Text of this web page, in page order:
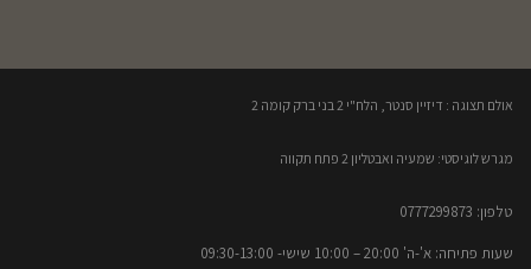
אולם תצוגה : דיזיין סנטר, הלח"י 2 בני ברק קומה 2​
מגרש לוגיסטי: שמעיה ואבטליון 2 פתח תקווה
טלפון: 0777299873​
שעות פתיחה: א'-ה' 20:00 – 10:00​​ שישי- 09:30-13:00